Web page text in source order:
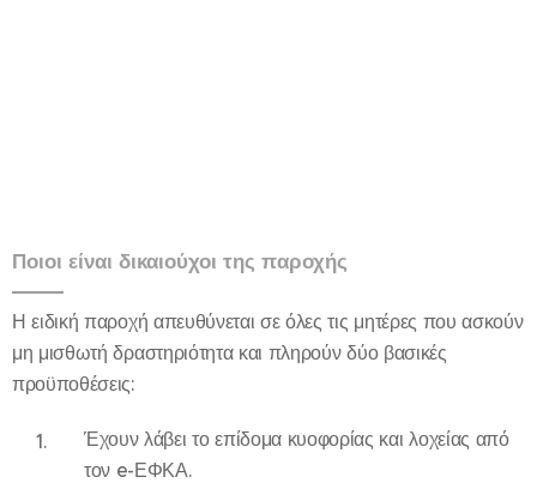
Ποιοι είναι δικαιούχοι της παροχής
Η ειδική παροχή απευθύνεται σε όλες τις μητέρες που ασκούν
μη μισθωτή δραστηριότητα και πληρούν δύο βασικές
προϋποθέσεις:
Έχουν λάβει το επίδομα κυοφορίας και λοχείας από
τον e-ΕΦΚΑ.